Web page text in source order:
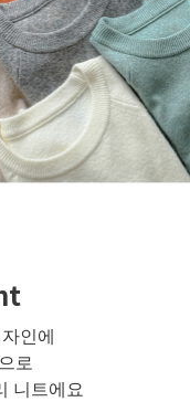
인에
로
니트에요